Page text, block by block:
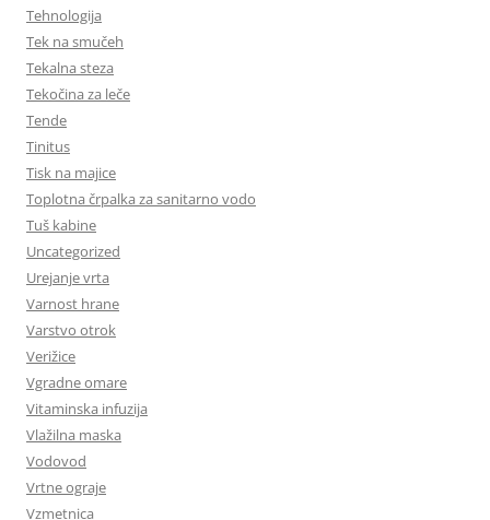
Tehnologija
Tek na smučeh
Tekalna steza
Tekočina za leče
Tende
Tinitus
Tisk na majice
Toplotna črpalka za sanitarno vodo
Tuš kabine
Uncategorized
Urejanje vrta
Varnost hrane
Varstvo otrok
Verižice
Vgradne omare
Vitaminska infuzija
Vlažilna maska
Vodovod
Vrtne ograje
Vzmetnica